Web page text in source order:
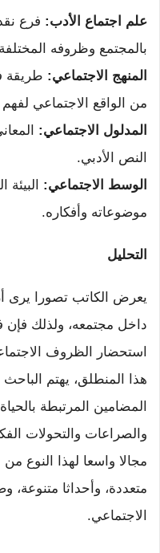
علم اجتماع الأدب: فرع
بالمجتمع وظروفه
المنهج الاجتماعي: طريقة
من الواقع الاجتماعي
المدلول الاجتماعي:
النص الأدبي.
الوسط الاجتماعي:
موضوعاته وأفكاره.
التحليل
يعرض الكاتب تصورا يرى
داخل مجتمعه، ولذلك فإن
استحضار الظروف
هذا المنطلق، يهتم
المضامين المرتبطة
والصراعات والتحولات
مجالا واسعا لهذا النوع
متعددة، وأحداثا متنوعة،
الاجتماعي.